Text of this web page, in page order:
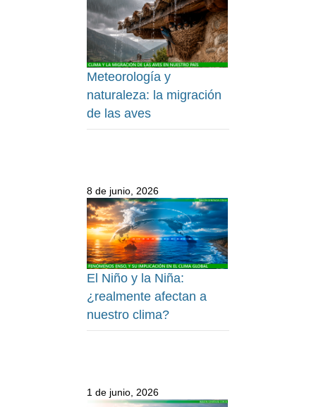
Meteorología y
naturaleza: la migración
de las aves
8 de junio, 2026
El Niño y la Niña:
¿realmente afectan a
nuestro clima?
1 de junio, 2026